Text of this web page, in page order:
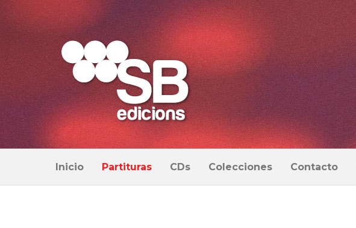
Inicio Partituras CDs Colecciones Contacto